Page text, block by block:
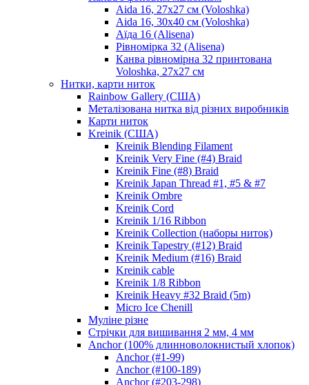
Aida 16, 27х27 см (Voloshka)
Aida 16, 30х40 см (Voloshka)
Аїда 16 (Alisena)
Рівномірка 32 (Alisena)
Канва рівномірна 32 принтована
Voloshka, 27х27 см
Нитки, карти ниток
Rainbow Gallery (США)
Металізована нитка від різних виробників
Карти ниток
Kreinik (США)
Kreinik Blending Filament
Kreinik Very Fine (#4) Braid
Kreinik Fine (#8) Braid
Kreinik Japan Thread #1, #5 & #7
Kreinik Ombre
Kreinik Cord
Kreinik 1/16 Ribbon
Kreinik Collection (наборы ниток)
Kreinik Tapestry (#12) Braid
Kreinik Medium (#16) Braid
Kreinik cable
Kreinik 1/8 Ribbon
Kreinik Heavy #32 Braid (5m)
Micro Ice Chenill
Муліне різне
Стрічки для вишивання 2 мм, 4 мм
Anchor (100% длинноволокнистый хлопок)
Anchor (#1-99)
Anchor (#100-189)
Anchor (#203-298)